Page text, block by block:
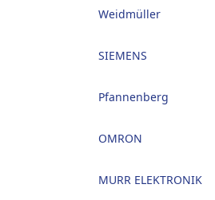
Weidmüller
SIEMENS
Pfannenberg
OMRON
MURR ELEKTRONIK